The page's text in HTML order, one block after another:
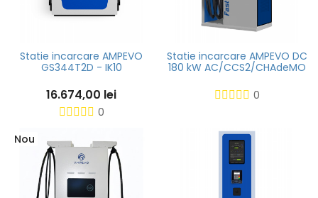
Statie incarcare AMPEVO
GS344T2D - IK10
16.674,00 lei
0
Statie incarcare AMPEVO DC
180 kW AC/CCS2/CHAdeMO
0
Nou